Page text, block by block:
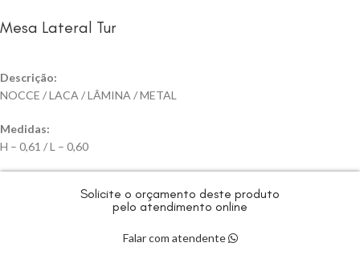
Mesa Lateral Tur
Descrição:
NOCCE / LACA / LÂMINA / METAL
Medidas:
H – 0,61 / L – 0,60
Solicite o orçamento deste produto
pelo atendimento online
Falar com atendente